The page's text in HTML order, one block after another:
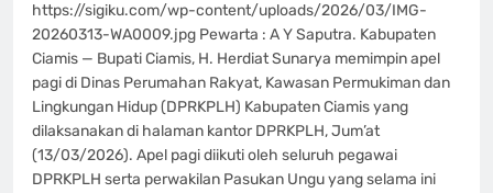
https://sigiku.com/wp-content/uploads/2026/03/IMG-
20260313-WA0009.jpg Pewarta : A Y Saputra. Kabupaten
Ciamis — Bupati Ciamis, H. Herdiat Sunarya memimpin apel
pagi di Dinas Perumahan Rakyat, Kawasan Permukiman dan
Lingkungan Hidup (DPRKPLH) Kabupaten Ciamis yang
dilaksanakan di halaman kantor DPRKPLH, Jum’at
(13/03/2026). Apel pagi diikuti oleh seluruh pegawai
DPRKPLH serta perwakilan Pasukan Ungu yang selama ini